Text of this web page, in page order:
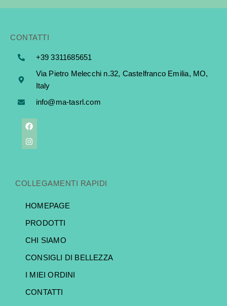
CONTATTI
+39 3311685651
Via Pietro Melecchi n.32, Castelfranco Emilia, MO,
Italy
info@ma-tasrl.com
COLLEGAMENTI RAPIDI
HOMEPAGE
PRODOTTI
CHI SIAMO
CONSIGLI DI BELLEZZA
I MIEI ORDINI
CONTATTI